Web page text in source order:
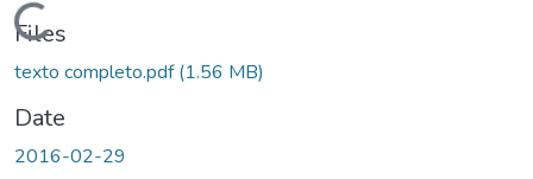
Files
texto completo.pdf(1.56 MB)
Date
2016-02-29